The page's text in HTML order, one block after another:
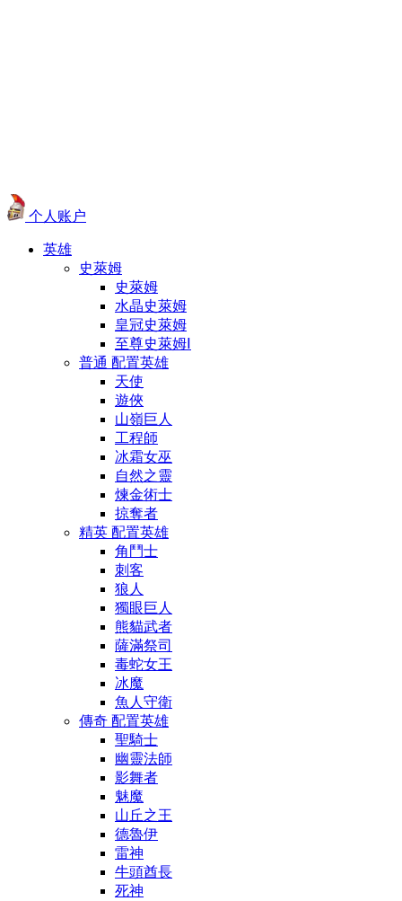
个人账户
英雄
史萊姆
史萊姆
水晶史萊姆
皇冠史萊姆
至尊史萊姆Ⅰ
普通 配置英雄
天使
遊俠
山嶺巨人
工程師
冰霜女巫
自然之靈
煉金術士
掠奪者
精英 配置英雄
角鬥士
刺客
狼人
獨眼巨人
熊貓武者
薩滿祭司
毒蛇女王
冰魔
魚人守衛
傳奇 配置英雄
聖騎士
幽靈法師
影舞者
魅魔
山丘之王
德魯伊
雷神
牛頭酋長
死神